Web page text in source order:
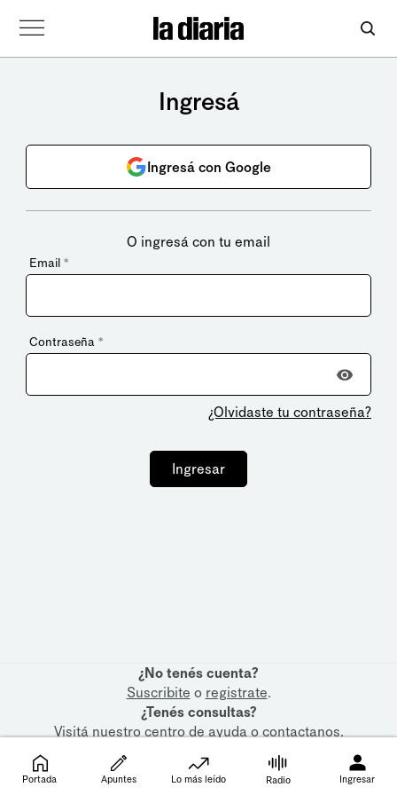
Ingresá
Ingresá con Google
O ingresá con tu email
Email *
Contraseña *
¿Olvidaste tu contraseña?
Ingresar
¿No tenés cuenta?
Suscribite o registrate.
¿Tenés consultas?
Visitá nuestrocentro de ayudaocontactanos.
Portada Apuntes Lo más leído Radio Ingresar